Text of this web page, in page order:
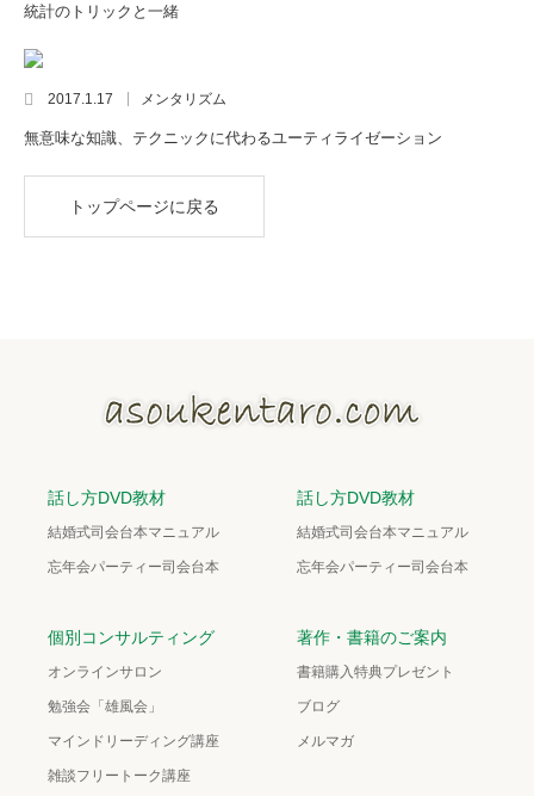
統計のトリックと一緒
2017.1.17 メンタリズム
無意味な知識、テクニックに代わるユーティライゼーション
トップページに戻る
話し方DVD教材
結婚式司会台本マニュアル
忘年会パーティー司会台本
話し方DVD教材
結婚式司会台本マニュアル
忘年会パーティー司会台本
個別コンサルティング
オンラインサロン
勉強会「雄風会」
マインドリーディング講座
雑談フリートーク講座
著作・書籍のご案内
書籍購入特典プレゼント
ブログ
メルマガ